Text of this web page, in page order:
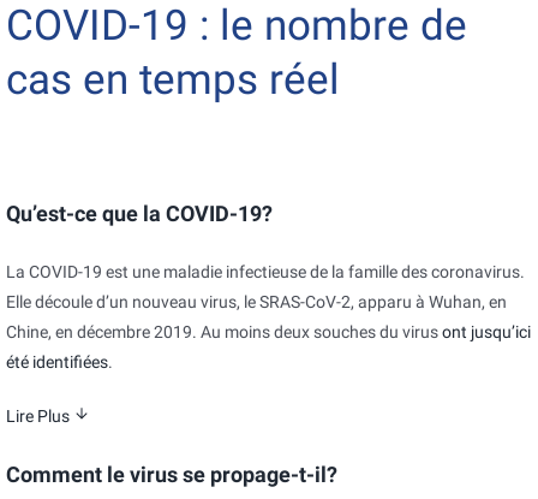
COVID-19 : le nombre de
cas en temps réel
Qu’est-ce que la COVID-19?
La COVID-19 est une maladie infectieuse de la famille des coronavirus.
Elle découle d’un nouveau virus, le SRAS-CoV-2, apparu à Wuhan, en
Chine, en décembre 2019. Au moins deux souches du virusont jusqu’ici
été identifiées.
Lire Plus
Comment le virus se propage-t-il?